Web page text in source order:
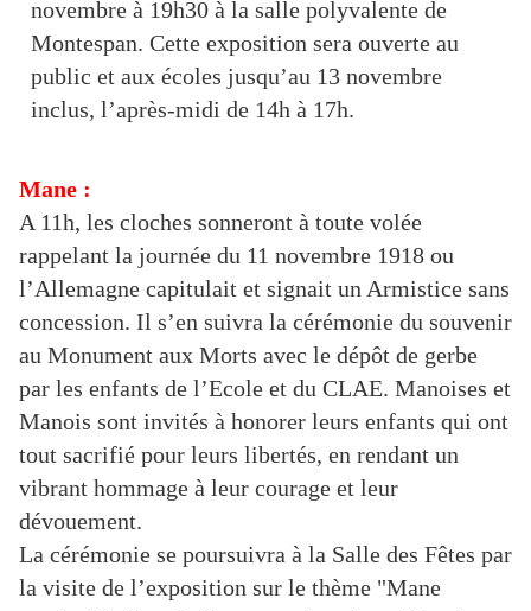
novembre à 19h30 à la salle polyvalente de
Montespan. Cette exposition sera ouverte au
public et aux écoles jusqu’au 13 novembre
inclus, l’après-midi de 14h à 17h.
Mane :
A 11h, les cloches sonneront à toute volée
rappelant la journée du 11 novembre 1918 ou
l’Allemagne capitulait et signait un Armistice sans
concession. Il s’en suivra la cérémonie du souvenir
au Monument aux Morts avec le dépôt de gerbe
par les enfants de l’Ecole et du CLAE. Manoises et
Manois sont invités à honorer leurs enfants qui ont
tout sacrifié pour leurs libertés, en rendant un
vibrant hommage à leur courage et leur
dévouement.
La cérémonie se poursuivra à la Salle des Fêtes par
la visite de l’exposition sur le thème "Mane